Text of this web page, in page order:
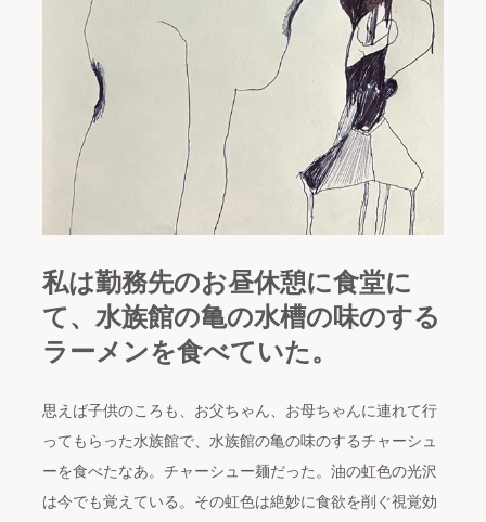
私は勤務先のお昼休憩に食堂に
て、水族館の亀の水槽の味のする
ラーメンを食べていた。
思えば子供のころも、お父ちゃん、お母ちゃんに連れて行
ってもらった水族館で、水族館の亀の味のするチャーシュ
ーを食べたなあ。チャーシュー麺だった。油の虹色の光沢
は今でも覚えている。その虹色は絶妙に食欲を削ぐ視覚効